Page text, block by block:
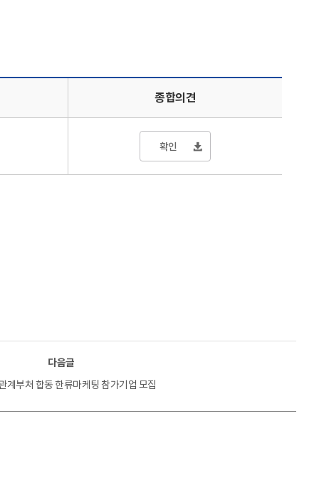
낸 표
종합의견
확인
다음글
계부처 합동 한류마케팅 참가기업 모집